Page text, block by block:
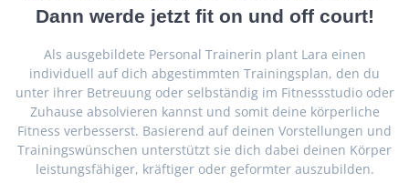
Dann werde jetzt fit on und off court!
Als ausgebildete Personal Trainerin plant Lara einen
individuell auf dich abgestimmten Trainingsplan, den du
unter ihrer Betreuung oder selbständig im Fitnessstudio oder
Zuhause absolvieren kannst und somit deine körperliche
Fitness verbesserst. Basierend auf deinen Vorstellungen und
Trainingswünschen unterstützt sie dich dabei deinen Körper
leistungsfähiger, kräftiger oder geformter auszubilden.